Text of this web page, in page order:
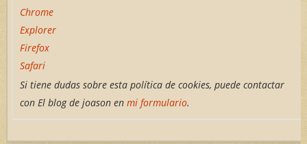
Chrome
Explorer
Firefox
Safari
Si tiene dudas sobre esta política de cookies, puede contactar
con El blog de joason en mi formulario.